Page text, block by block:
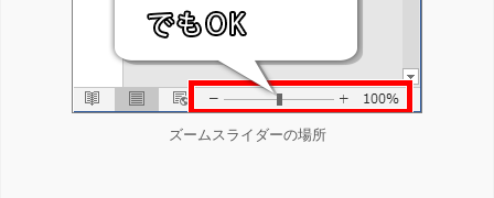
ズームスライダーの場所